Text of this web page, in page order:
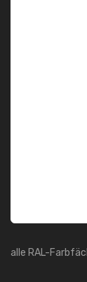
alle RAL-